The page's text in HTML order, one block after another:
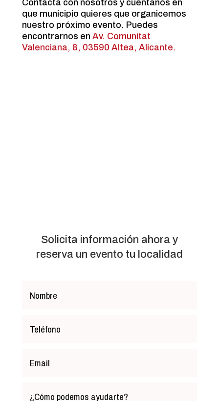
Contacta con nosotros y cuéntanos en
que municipio quieres que organicemos
nuestro próximo evento. Puedes
encontrarnos en Av. Comunitat
Valenciana, 8, 03590 Altea, Alicante.
Solicita información ahora y
reserva un evento tu localidad